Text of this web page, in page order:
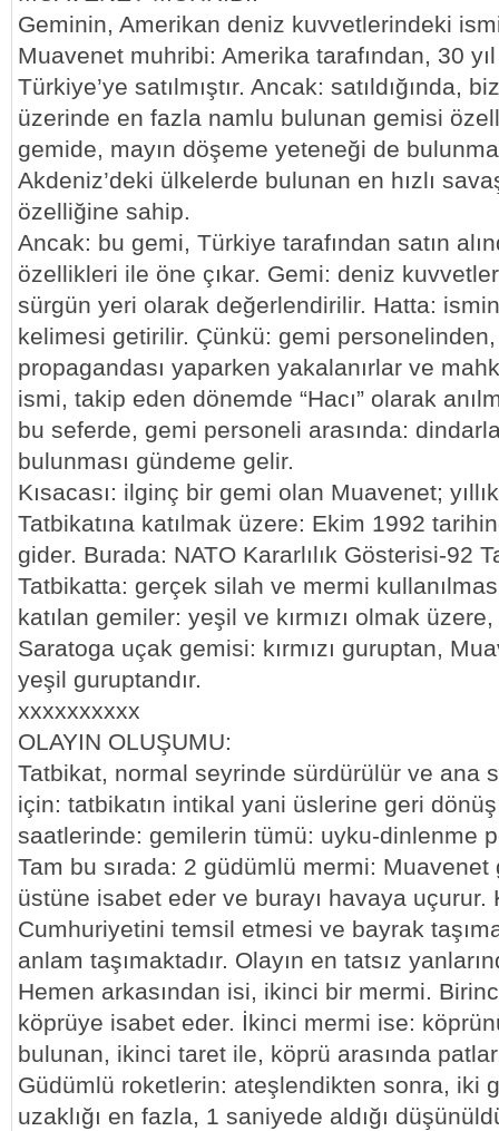
Geminin, Amerikan deniz kuvvetlerindeki
Muavenet muhribi: Amerika tarafından, 30
Türkiye’ye satılmıştır. Ancak: satıldığında,
üzerinde en fazla namlu bulunan gemisi
gemide, mayın döşeme yeteneği de
Akdeniz’deki ülkelerde bulunan en hızlı
özelliğine sahip.
Ancak: bu gemi, Türkiye tarafından satın
özellikleri ile öne çıkar. Gemi: deniz
sürgün yeri olarak değerlendirilir. Hatta:
kelimesi getirilir. Çünkü: gemi
propagandası yaparken yakalanırlar ve
ismi, takip eden dönemde “Hacı” olarak
bu seferde, gemi personeli arasında:
bulunması gündeme gelir.
Kısacası: ilginç bir gemi olan Muavenet;
Tatbikatına katılmak üzere: Ekim 1992
gider. Burada: NATO Kararlılık Gösterisi-92
Tatbikatta: gerçek silah ve mermi
katılan gemiler: yeşil ve kırmızı olmak
Saratoga uçak gemisi: kırmızı guruptan,
yeşil guruptandır.
xxxxxxxxxx
OLAYIN OLUŞUMU:
Tatbikat, normal seyrinde sürdürülür ve ana
için: tatbikatın intikal yani üslerine geri
saatlerinde: gemilerin tümü: uyku-dinlenme
Tam bu sırada: 2 güdümlü mermi:
üstüne isabet eder ve burayı havaya uçurur.
Cumhuriyetini temsil etmesi ve bayrak
anlam taşımaktadır. Olayın en tatsız
Hemen arkasından isi, ikinci bir mermi.
köprüye isabet eder. İkinci mermi ise:
bulunan, ikinci taret ile, köprü arasında
Güdümlü roketlerin: ateşlendikten sonra, iki
uzaklığı en fazla, 1 saniyede aldığı